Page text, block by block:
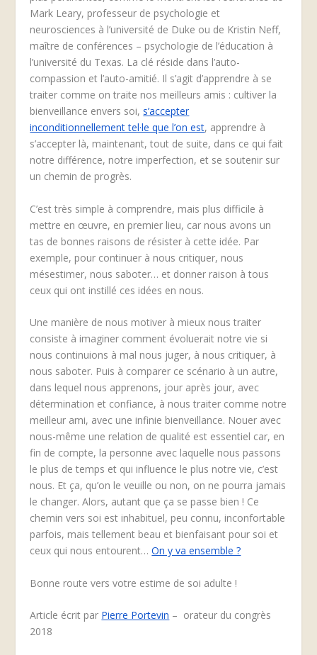
Mark Leary, professeur de psychologie et
neurosciences à l’université de Duke ou de Kristin Neff,
maître de conférences – psychologie de l’éducation à
l’université du Texas. La clé réside dans l’auto-
compassion et l’auto-amitié. Il s’agit d’apprendre à se
traiter comme on traite nos meilleurs amis : cultiver la
bienveillance envers soi,s’accepter
inconditionnellement tel·le que l’on est, apprendre à
s’accepter là, maintenant, tout de suite, dans ce qui fait
notre différence, notre imperfection, et se soutenir sur
un chemin de progrès.
C’est très simple à comprendre, mais plus difficile à
mettre en œuvre, en premier lieu, car nous avons un
tas de bonnes raisons de résister à cette idée. Par
exemple, pour continuer à nous critiquer, nous
mésestimer, nous saboter… et donner raison à tous
ceux qui ont instillé ces idées en nous.
Une manière de nous motiver à mieux nous traiter
consiste à imaginer comment évoluerait notre vie si
nous continuions à mal nous juger, à nous critiquer, à
nous saboter. Puis à comparer ce scénario à un autre,
dans lequel nous apprenons, jour après jour, avec
détermination et confiance, à nous traiter comme notre
meilleur ami, avec une infinie bienveillance. Nouer avec
nous-même une relation de qualité est essentiel car, en
fin de compte, la personne avec laquelle nous passons
le plus de temps et qui influence le plus notre vie, c’est
nous. Et ça, qu’on le veuille ou non, on ne pourra jamais
le changer. Alors, autant que ça se passe bien ! Ce
chemin vers soi est inhabituel, peu connu, inconfortable
parfois, mais tellement beau et bienfaisant pour soi et
ceux qui nous entourent…On y va ensemble ?
Bonne route vers votre estime de soi adulte !
Article écrit par Pierre Portevin – orateur du congrès
2018